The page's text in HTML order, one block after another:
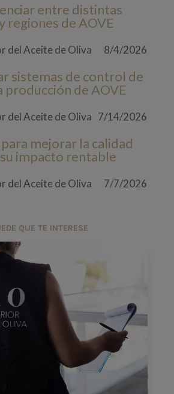
entre distintas
regiones de AOVE
del Aceite de Oliva 8/4/2026
sistemas de control de
producción de AOVE
del Aceite de Oliva 7/14/2026
mejorar la calidad
impacto rentable
del Aceite de Oliva 7/7/2026
QUE TE INTERESE